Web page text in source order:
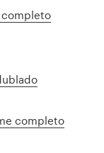
completo
completo